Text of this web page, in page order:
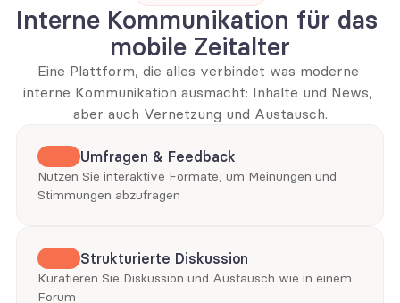
Interne Kommunikation für das
mobile Zeitalter
Eine Plattform, die alles verbindet was moderne
interne Kommunikation ausmacht: Inhalte und News,
aber auch Vernetzung und Austausch.
Umfragen & Feedback
Nutzen Sie interaktive Formate, um Meinungen und
Stimmungen abzufragen
Strukturierte Diskussion
Kuratieren Sie Diskussion und Austausch wie in einem
Forum